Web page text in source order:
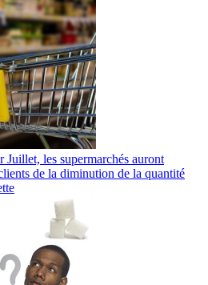
les supermarchés auront
de la diminution de la quantité